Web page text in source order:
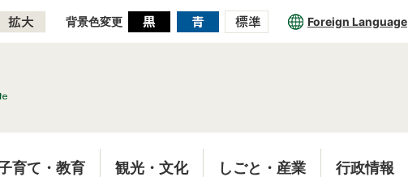
背景色変更 Foreign Language
育て・教育 観光・文化 しごと・産業 行政情報